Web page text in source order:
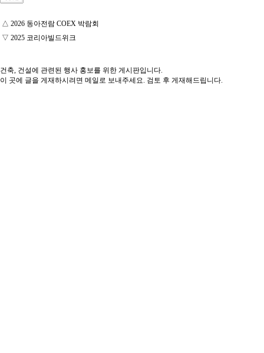
△ 2026 동아전람 COEX 박람회
▽ 2025 코리아빌드위크
건축, 건설에 관련된 행사 홍보를 위한 게시판입니다.
이 곳에 글을 게재하시려면 메일로 보내주세요. 검토 후 게재해드립니다.